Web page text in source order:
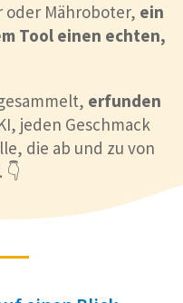
oder Mähroboter, ein
Tool einen echten,
erfunden
jeden Geschmack
die ab und zu von